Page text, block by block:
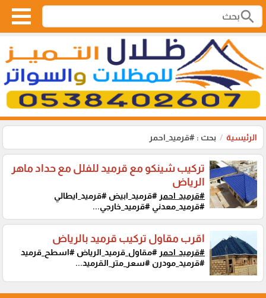
search
الرئيسية بحث : #قرميد_احمر
تركيب شينكو مع قرميد للفلل مع حداد ماهر
الرياض
#قرميد_احمر #قرميد_ابيض #قرميد_ايطالي
#قرميد_معدني #قرميد_خارجي...
اقرب مقاول تركيب قرميد بالرياض
#قرميد_احمر #مقاول_قرميد_الرياض #اسطح_قرميد
#قرميد_مودرن #سعر_متر_القرميد...